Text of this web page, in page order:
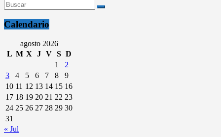
Calendario
agosto 2026
L M X J V S D
1
2
3
4 5 6 7 8
9
10 11 12 13 14 15 16
17 18 19 20 21 22 23
24 25 26 27 28 29 30
31
« Jul